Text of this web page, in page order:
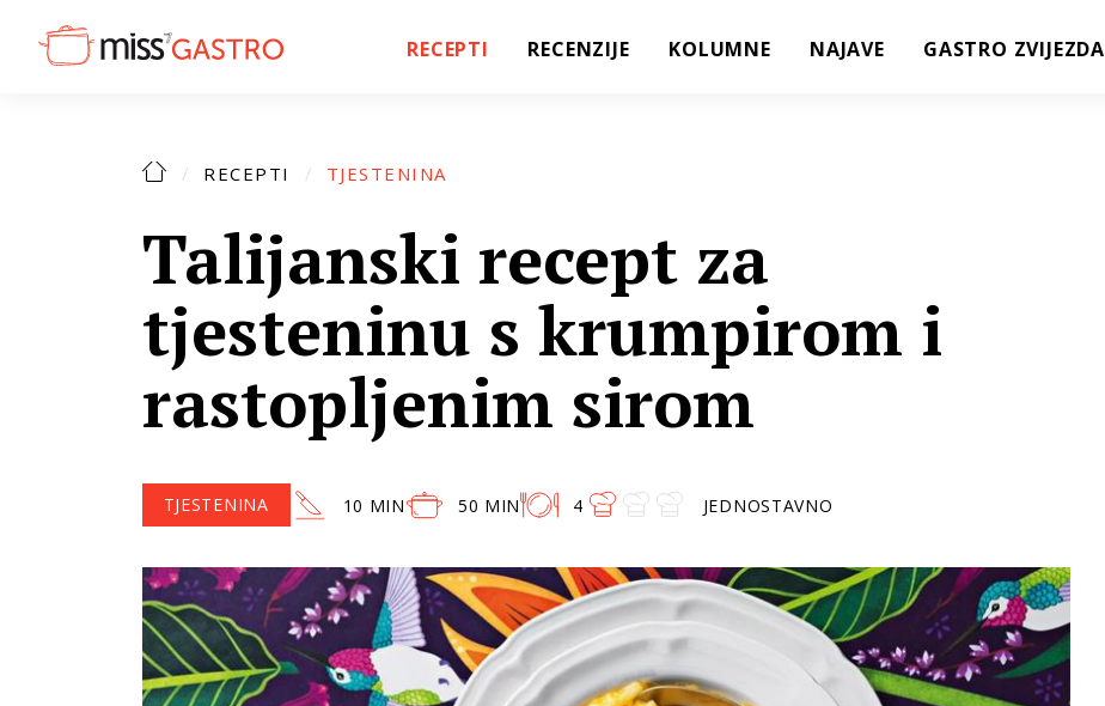
RECEPTI RECENZIJE KOLUMNE NAJAVE GASTRO ZVIJEZDA
RECEPTI TJESTENINA
Talijanski recept za
tjesteninu s krumpirom i
rastopljenim sirom
TJESTENINA 10 MIN 50 MIN 4 JEDNOSTAVNO